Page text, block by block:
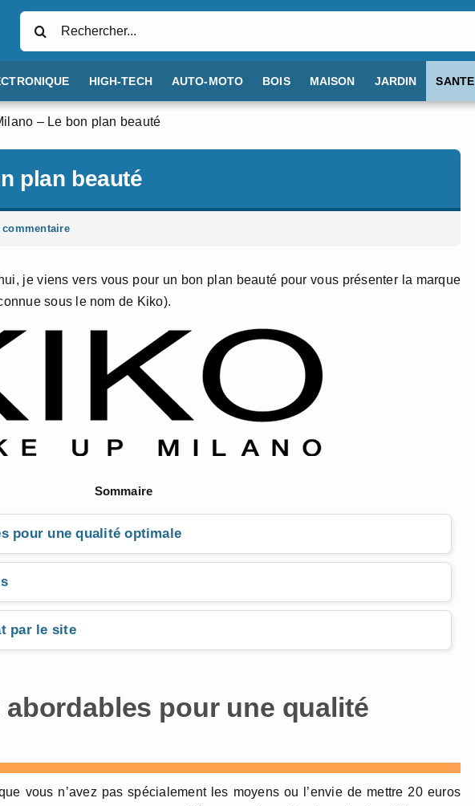
HIGH-TECH AUTO-MOTO BOIS MAISON JARDIN SANTE
– Le bon plan beauté
plan beauté
commentaire
je viens vers vous pour un bon plan beauté pour vous présenter la marque
sous le nom de Kiko).
Sommaire
pour une qualité optimale
par le site
pour une qualité
vous n’avez pas spécialement les moyens ou l’envie de mettre 20 euros